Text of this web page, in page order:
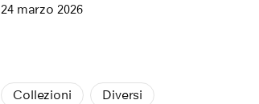
24 marzo 2026
Collezioni Diversi